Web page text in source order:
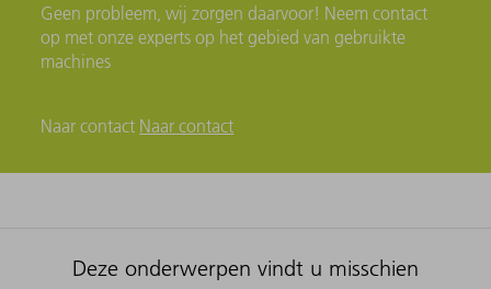
Geen probleem, wij zorgen daarvoor! Neem contact
op met onze experts op het gebied van gebruikte
machines
Naar contact Naar contact
Deze onderwerpen vindt u misschien